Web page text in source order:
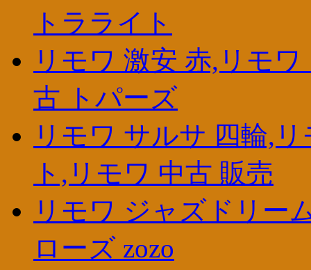
トラライト
リモワ 激安 赤,リモ
古 トパーズ
リモワ サルサ 四輪,
ト,リモワ 中古 販売
リモワ ジャズドリー
ローズ zozo